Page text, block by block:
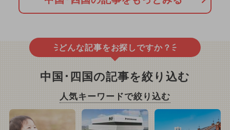
どんな記事をお探しですか？
中国･四国の記事を絞り込む
人気キーワードで絞り込む